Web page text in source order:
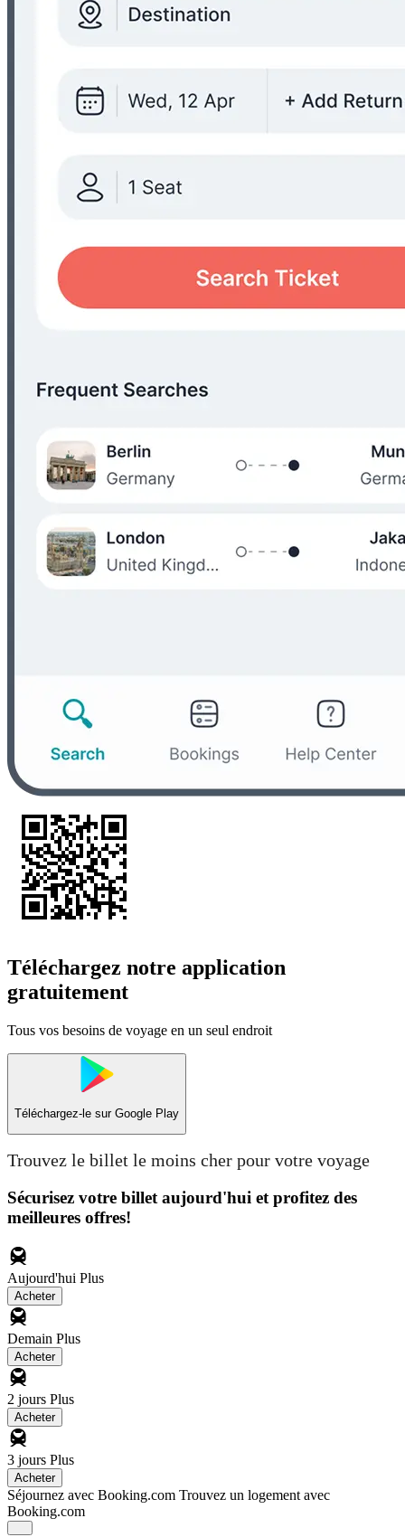
Téléchargez notre application
gratuitement
Tous vos besoins de voyage en un seul endroit
Téléchargez-le sur Google Play
Trouvez le billet le moins cher pour votre voyage
Sécurisez votre billet aujourd'hui et profitez des
meilleures offres!
Aujourd'hui Plus
Acheter
Demain Plus
Acheter
2 jours Plus
Acheter
3 jours Plus
Acheter
Séjournez avec Booking.com Trouvez un logement avec
Booking.com